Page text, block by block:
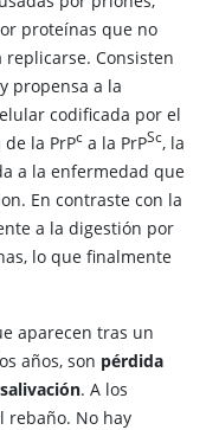
proteínas que no
Consisten
propensa a la
codificada por el
la PrP​c a la PrP​Sc, la
a la enfermedad que
En contraste con la
a la digestión por
lo que finalmente
aparecen tras un
años, son pérdida
. A los
rebaño. No hay